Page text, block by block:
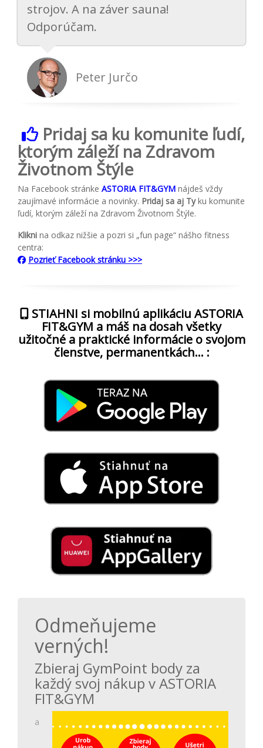
strojov. A na záver sauna!
Odporúčam.
Peter Jurčo
Pridaj sa ku komunite ľudí,
ktorým záleží na Zdravom
Životnom Štýle
Na Facebook stránke ASTORIA FIT&GYM nájdeš vždy
zaujímavé informácie a novinky. Pridaj sa aj Tyku komunite
ľudí, ktorým záleží na Zdravom Životnom Štýle.
Klikni na odkaz nižšie a pozri si „fun page“ nášho fitness
centra:
Pozrieť Facebook stránku >>>
STIAHNI si mobilnú aplikáciu ASTORIA
FIT&GYM a máš na dosah všetky
užitočné a praktické informácie o svojom
členstve, permanentkách… :
Odmeňujeme
verných!
Zbieraj GymPoint body za
každý svoj nákup v ASTORIA
FIT&GYM
a